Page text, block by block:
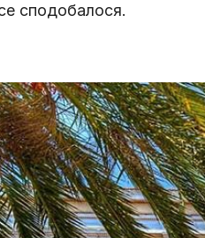
сподобалося.